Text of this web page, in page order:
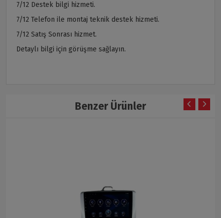
7/12 Destek bilgi hizmeti.
7/12 Telefon ile montaj teknik destek hizmeti.
7/12 Satış Sonrası hizmet.
Detaylı bilgi için görüşme sağlayın.
Benzer Ürünler